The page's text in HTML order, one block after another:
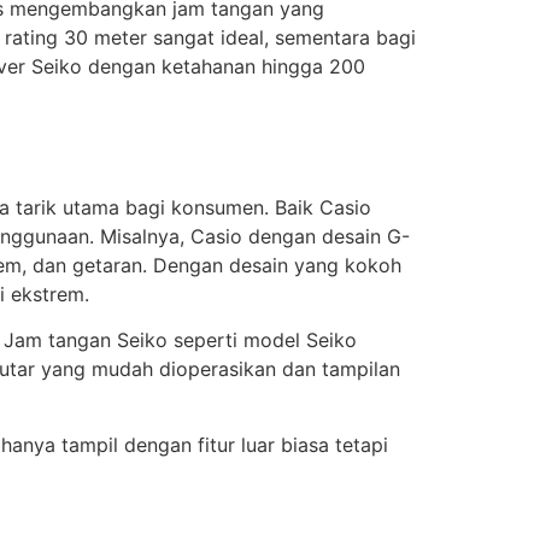
jam tangan yang
30 meter sangat ideal, sementara bagi
Seiko dengan ketahanan hingga 200
tarik utama bagi konsumen. Baik Casio
Misalnya, Casio dengan desain G-
dan getaran. Dengan desain yang kokoh
ekstrem.
tangan Seiko seperti model Seiko
yang mudah dioperasikan dan tampilan
tampil dengan fitur luar biasa tetapi